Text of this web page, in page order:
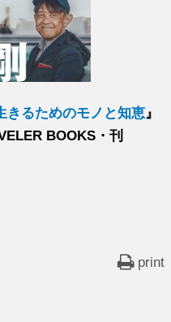
きるためのモノと知恵』
BOOKS・刊
print